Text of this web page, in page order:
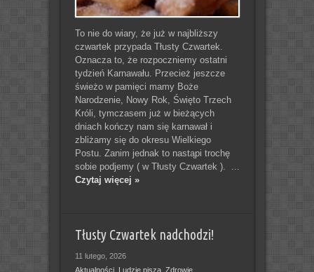
To nie do wiary, że już w najbliższy
czwartek przypada Tłusty Czwartek.
Oznacza to, że rozpoczniemy ostatni
tydzień Karnawału. Przecież jeszcze
świeżo w pamięci mamy Boże
Narodzenie, Nowy Rok, Święto Trzech
Króli, tymczasem już w bieżących
dniach kończy nam się karnawał i
zbliżamy się do okresu Wielkiego
Postu. Zanim jednak to nastąpi trochę
sobie podjemy ( w Tłusty Czwartek ). ...
Czytaj więcej »
Tłusty Czwartek nadchodzi!
11 lutego, 2026
Aktualności, Ludzie piszą, Zdrowie